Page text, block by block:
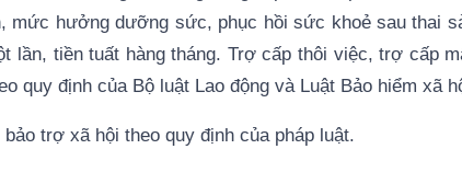
mức hưởng dưỡng sức, phục hồi sức khoẻ sau thai
lần, tiền tuất hàng tháng. Trợ cấp thôi việc, trợ cấp
quy định của Bộ luật Lao động và Luật Bảo hiểm xã
trợ xã hội theo quy định của pháp luật.